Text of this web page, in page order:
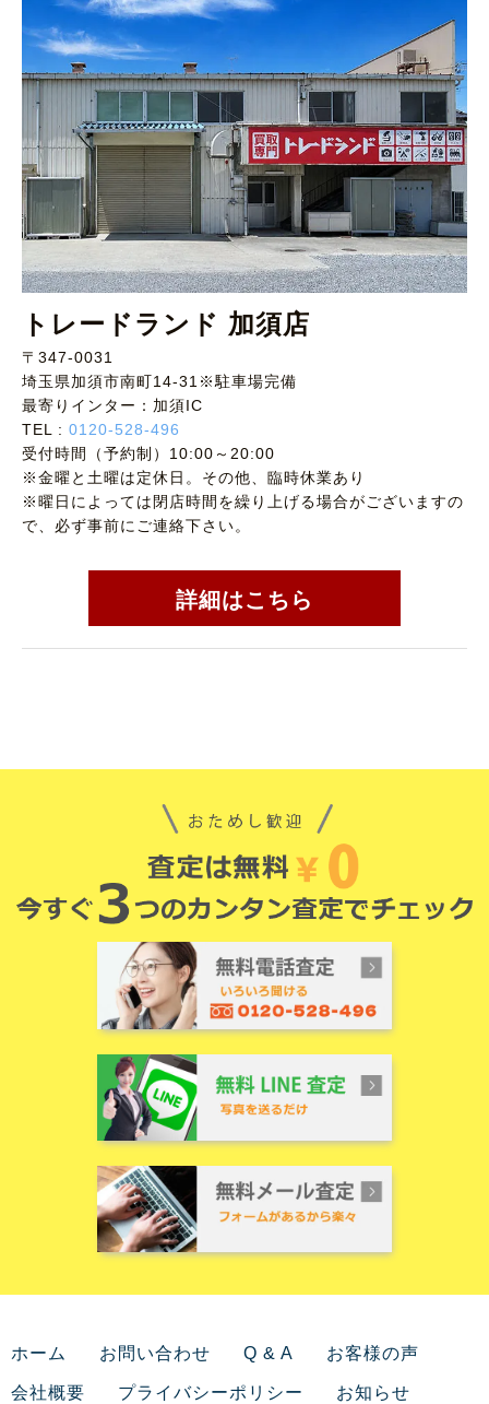
トレードランド 加須店
〒347-0031
埼玉県加須市南町14-31※駐車場完備
最寄りインター：加須IC
TEL : 0120-528-496
受付時間（予約制）10:00～20:00
※金曜と土曜は定休日。その他、臨時休業あり
※曜日によっては閉店時間を繰り上げる場合がございますの
で、必ず事前にご連絡下さい。
詳細はこちら
ホーム お問い合わせ Q & A お客様の声
会社概要 プライバシーポリシー お知らせ